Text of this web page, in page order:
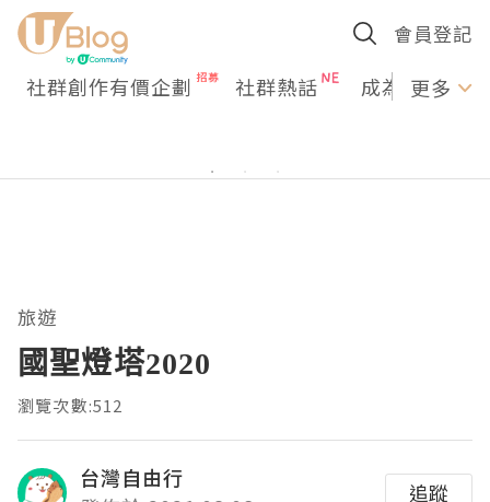
會員登記
社群創作有價企劃 社群熱話 成為U更多
旅遊
國聖燈塔2020
瀏覽次數:512
台灣自由行
追蹤